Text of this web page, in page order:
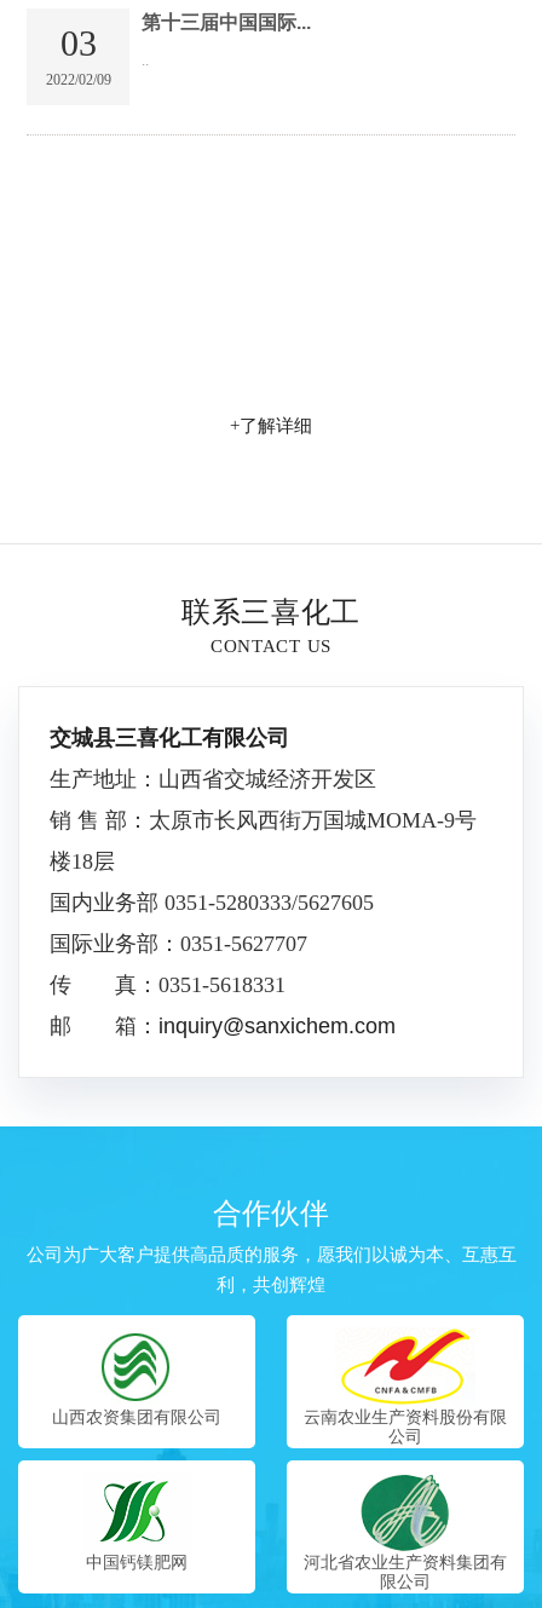
03
2022/02/09
第十三届中国国际...
+了解详细
联系三喜化工
CONTACT US
交城县三喜化工有限公司
生产地址：山西省交城经济开发区
销 售 部：太原市长风西街万国城MOMA-9号
楼18层
国内业务部 0351-5280333/5627605
国际业务部：0351-5627707
传 真：0351-5618331
邮 箱： inquiry@sanxichem.com
合作伙伴
公司为广大客户提供高品质的服务，愿我们以诚为本、互惠互
利，共创辉煌
山西农资集团有限公司
云南农业生产资料股份有限
公司
中国钙镁肥网
河北省农业生产资料集团有
限公司